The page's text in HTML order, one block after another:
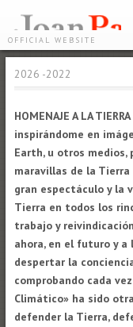
OFFICIAL WEBSITE
2026 -2022
HOMENAJE A LA
inspirándome en
Earth, u otros
maravillas de la
gran espectáculo y la
Tierra en todos los
trabajo y
ahora, en el futuro y
despertar la
comprobando cada
Climático» ha sido
defender la Tierra,